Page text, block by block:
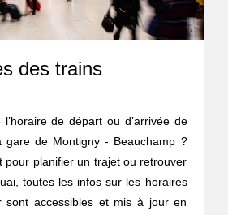
des trains
de départ ou d’arrivée de
gare de Montigny - Beauchamp ?
pour planifier un trajet ou retrouver
toutes les infos sur les horaires
sont accessibles et mis à jour en